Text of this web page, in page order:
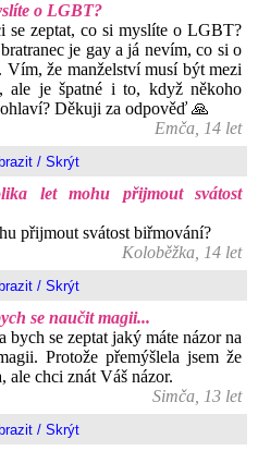
o LGBT?
zeptat, co si myslíte o LGBT?
je gay a já nevím, co si o
Vím, že manželství musí být mezi
ale je špatné i to, když někoho
Děkuji za odpověď 🙏
Emča, 14 let
let mohu přijmout svátost
přijmout svátost biřmování?
Koloběžka, 14 let
se naučit magii...
bych se zeptat jaký máte názor na
Protože přemýšlela jsem že
ale chci znát Váš názor.
Simča, 13 let